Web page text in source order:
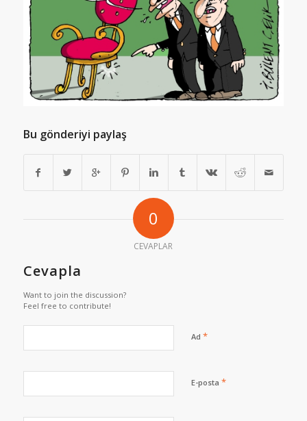
Bu gönderiyi paylaş
0
CEVAPLAR
Cevapla
Want to join the discussion?
Feel free to contribute!
Ad *
E-posta *